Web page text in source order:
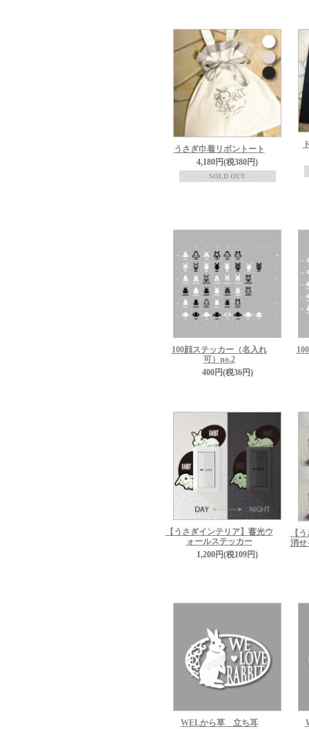
うさぎ巾着リボントート
4,180円(税380円)
SOLD OUT
100顔ステッカー（名入れ
可）no.2
400円(税36円)
【うさぎインテリア】蓄光ウ
ォールステッカー
1,200円(税109円)
【
消せ
WELから草 立ち耳